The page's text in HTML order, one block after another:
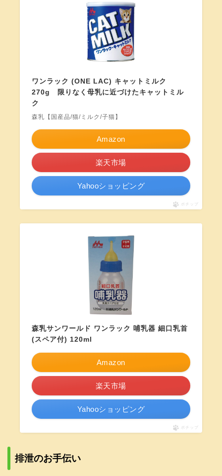
ワンラック (ONE LAC) キャットミルク
270g 限りなく母乳に近づけたキャットミル
ク
森乳【国産品/猫/ミルク/子猫】
Amazon
楽天市場
Yahooショッピング
ポチップ
森乳サンワールド ワンラック 哺乳器 細口乳首
(スペア付) 120ml
Amazon
楽天市場
Yahooショッピング
ポチップ
排泄のお手伝い